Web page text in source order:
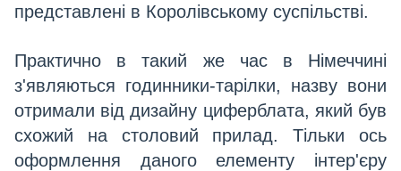
представлені в Королівському суспільстві.
Практично в такий же час в Німеччині
з'являються годинники-тарілки, назву вони
отримали від дизайну циферблата, який був
схожий на столовий прилад. Тільки ось
оформлення даного елементу інтер'єру